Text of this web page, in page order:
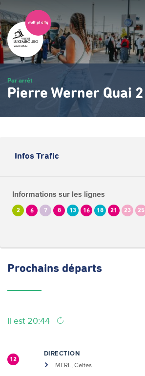
Passer
au
contenu
principal
Par arrêt
Pierre Werner Quai 2
Infos Trafic
Informations sur les lignes
2 6 7 8 13 16 18 21 23 25
Prochains départs
Il est 20:44
12
DIRECTION
MERL, Celtes